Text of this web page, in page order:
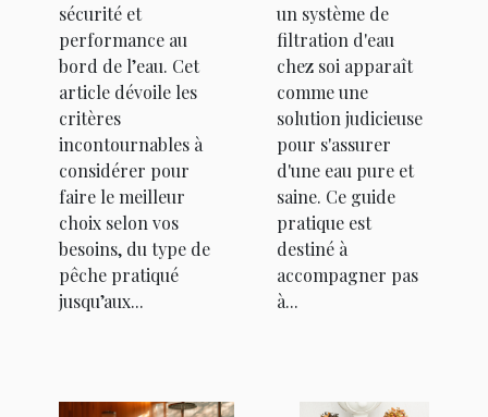
sécurité et
performance au
bord de l’eau. Cet
article dévoile les
critères
incontournables à
considérer pour
faire le meilleur
choix selon vos
besoins, du type de
pêche pratiqué
jusqu’aux...
un système de
filtration d'eau
chez soi apparaît
comme une
solution judicieuse
pour s'assurer
d'une eau pure et
saine. Ce guide
pratique est
destiné à
accompagner pas
à...